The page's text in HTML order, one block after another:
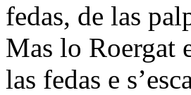
fedas, de las
Mas lo Roergat
las fedas e